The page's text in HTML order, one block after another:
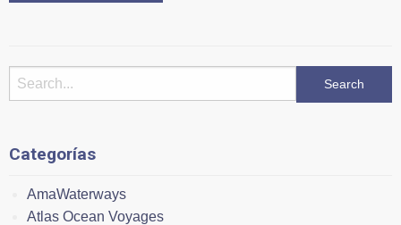
Categorías
AmaWaterways
Atlas Ocean Voyages